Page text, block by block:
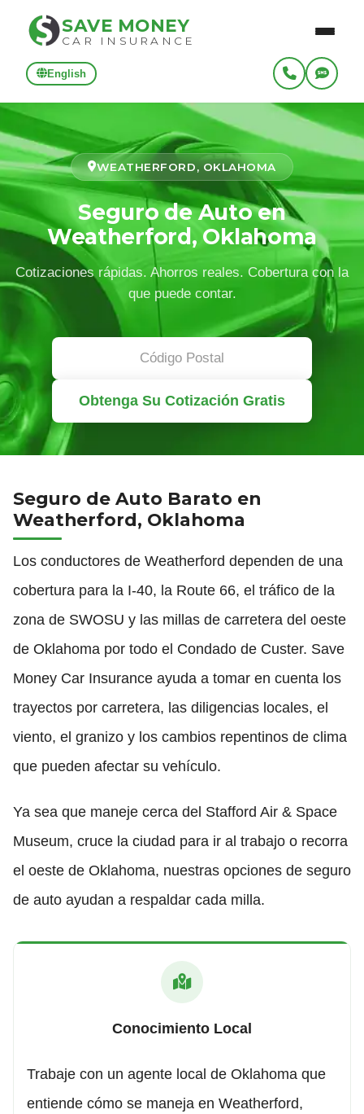
SAVE MONEY
CAR INSURANCE
English
WEATHERFORD, OKLAHOMA
Seguro de Auto en
Weatherford, Oklahoma
Cotizaciones rápidas. Ahorros reales. Cobertura con la
que puede contar.
Obtenga Su Cotización Gratis
Seguro de Auto Barato en
Weatherford, Oklahoma
Los conductores de Weatherford dependen de una
cobertura para la I-40, la Route 66, el tráfico de la
zona de SWOSU y las millas de carretera del oeste
de Oklahoma por todo el Condado de Custer. Save
Money Car Insurance ayuda a tomar en cuenta los
trayectos por carretera, las diligencias locales, el
viento, el granizo y los cambios repentinos de clima
que pueden afectar su vehículo.
Ya sea que maneje cerca del Stafford Air & Space
Museum, cruce la ciudad para ir al trabajo o recorra
el oeste de Oklahoma, nuestras opciones de seguro
de auto ayudan a respaldar cada milla.
Conocimiento Local
Trabaje con un agente local de Oklahoma que
entiende cómo se maneja en Weatherford,